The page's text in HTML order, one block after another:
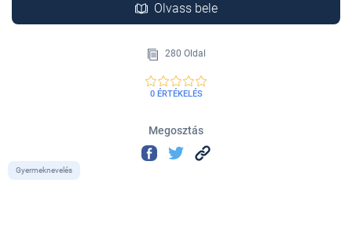
Olvass bele
280 Oldal
0 ÉRTÉKELÉS
Megosztás
Gyermeknevelés